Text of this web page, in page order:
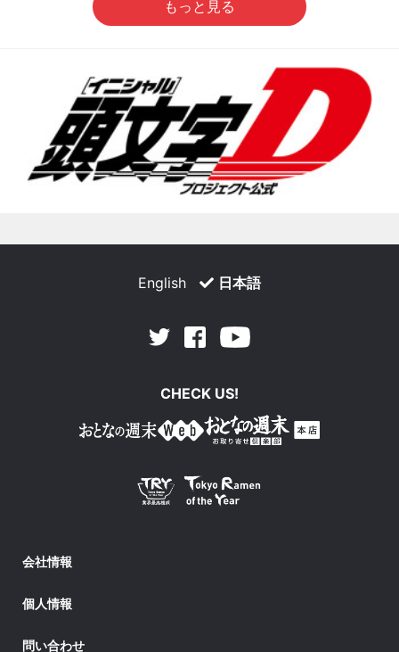
もっと見る
English 日本語
Twitter Facebook
CHECK US!
会社情報
個人情報
問い合わせ